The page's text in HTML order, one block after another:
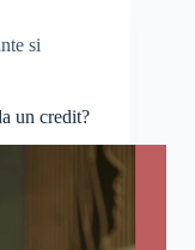
si
un credit?